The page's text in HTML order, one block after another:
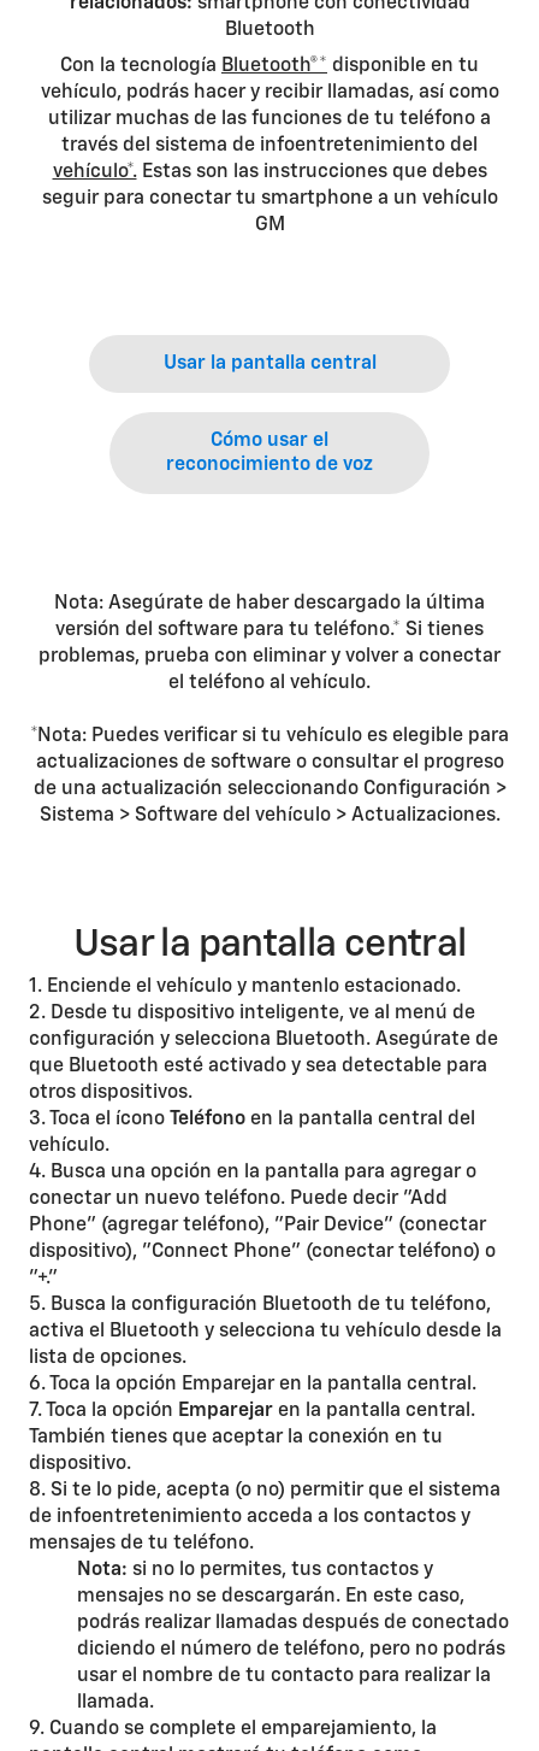
Bluetooth
Con la tecnología Bluetooth®* disponible en tu
vehículo, podrás hacer y recibir llamadas, así como
utilizar muchas de las funciones de tu teléfono a
través del sistema de infoentretenimiento del
vehículo*.Estas son las instrucciones que debes
seguir para conectar tu smartphone a un vehículo
GM
Usar la pantalla central
Cómo usar el
reconocimiento de voz
Nota: Asegúrate de haber descargado la última
versión del software para tu teléfono.* Si tienes
problemas, prueba con eliminar y volver a conectar
el teléfono al vehículo.
*Nota: Puedes verificar si tu vehículo es elegible para
actualizaciones de software o consultar el progreso
de una actualización seleccionando Configuración >
Sistema > Software del vehículo > Actualizaciones.
Usar la pantalla central
1. Enciende el vehículo y mantenlo estacionado.
2. Desde tu dispositivo inteligente, ve al menú de
configuración y selecciona Bluetooth. Asegúrate de
que Bluetooth esté activado y sea detectable para
otros dispositivos.
3. Toca el ícono
Teléfono en la pantalla central del
vehículo.
4. Busca una opción en la pantalla para agregar o
conectar un nuevo teléfono. Puede decir "Add
Phone" (agregar teléfono), "Pair Device" (conectar
dispositivo), "Connect Phone" (conectar teléfono) o
"+."
5. Busca la configuración Bluetooth de tu teléfono,
activa el Bluetooth y selecciona tu vehículo desde la
lista de opciones.
6. Toca la opción Emparejaren la pantalla central.
7. Toca la opción Emparejar en la pantalla central.
También tienes que aceptar la conexión en tu
dispositivo.
8. Si te lo pide, acepta (o no) permitir que el sistema
de infoentretenimiento acceda a los contactos y
mensajes de tu teléfono.
Nota: si no lo permites, tus contactos y
mensajes no se descargarán. En este caso,
podrás realizar llamadas después de conectado
diciendo el número de teléfono, pero no podrás
usar el nombre de tu contacto para realizar la
llamada.
9. Cuando se complete el emparejamiento, la